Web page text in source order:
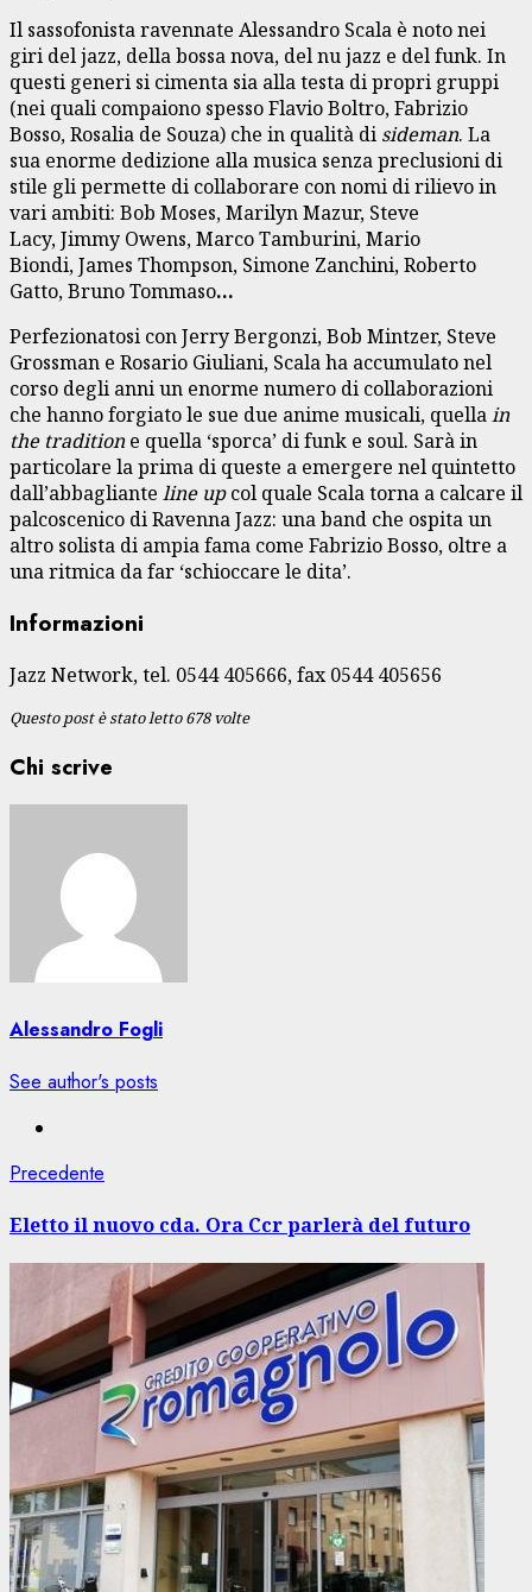
Il sassofonista ravennate Alessandro Scala è noto nei
giri del jazz, della bossa nova, del nu jazz e del funk. In
questi generi si cimenta sia alla testa di propri gruppi
(nei quali compaiono spesso Flavio Boltro, Fabrizio
Bosso, Rosalia de Souza) che in qualità di sideman. La
sua enorme dedizione alla musica senza preclusioni di
stile gli permette di collaborare con nomi di rilievo in
vari ambiti: Bob Moses, Marilyn Mazur, Steve
Lacy, Jimmy Owens, Marco Tamburini, Mario
Biondi, James Thompson, Simone Zanchini, Roberto
Gatto, Bruno Tommaso…
Perfezionatosi con Jerry Bergonzi, Bob Mintzer, Steve
Grossman e Rosario Giuliani, Scala ha accumulato nel
corso degli anni un enorme numero di collaborazioni
che hanno forgiato le sue due anime musicali, quellain
the traditione quella ‘sporca’ di funk e soul. Sarà in
particolare la prima di queste a emergere nel quintetto
dall’abbagliante line upcol quale Scala torna a calcare il
palcoscenico di Ravenna Jazz: una band che ospita un
altro solista di ampia fama come Fabrizio Bosso, oltre a
una ritmica da far ‘schioccare le dita’.
Informazioni
Jazz Network, tel. 0544 405666, fax 0544 405656
Questo post è stato letto 678 volte
Chi scrive
Alessandro Fogli
See author's posts
Navigazione
articolo
Precedente
Eletto il nuovo cda. Ora Ccr parlerà del futuro